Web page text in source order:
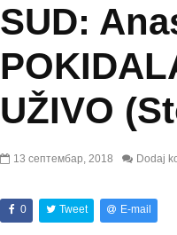
SUD:
UŽIVO
13 септембар, 2018 Dodaj
0 Tweet E-mail